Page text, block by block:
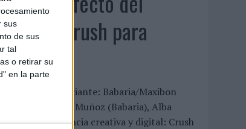
sus
de sus
tal
o retirar su
en la parte
de Crush para
TÉCNICA Anunciante: Babaria/Maxibon
cliente: Silvia Muñoz (Babaria), Alba
(Maxibon) Agencia creativa y digital: Crush